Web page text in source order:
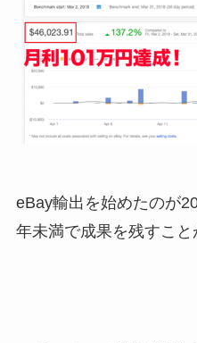
eBay輸出を始めたのが
年未満で成果を残すこと